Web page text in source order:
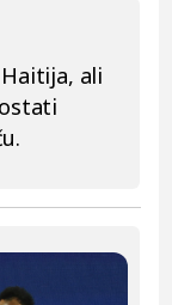
ali